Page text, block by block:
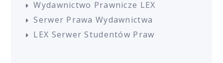
Wydawnictwo Prawnicze LEX
Serwer Prawa Wydawnictwa
LEX Serwer Studentów Praw